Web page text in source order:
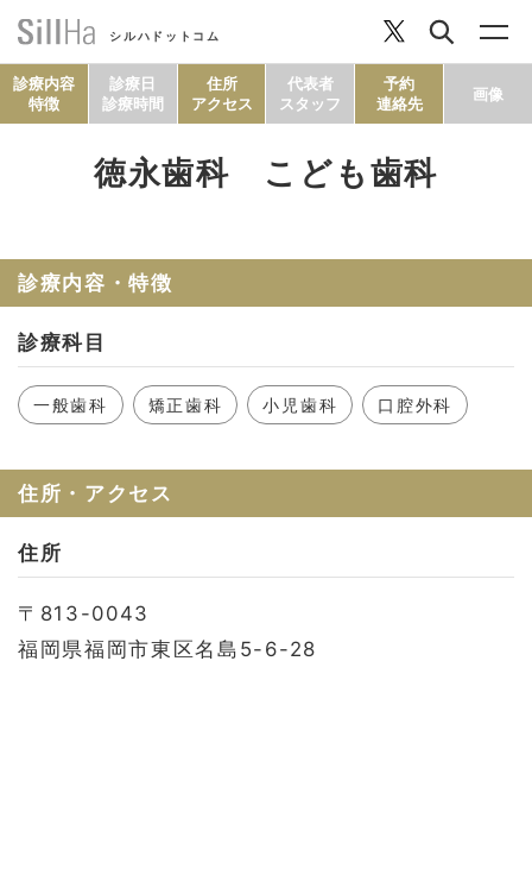
シルハドットコム
セルフチェック
診療内容
特徴
診療日
診療時間
住所
アクセス
代表者
スタッフ
予約
連絡先
画像
徳永歯科 こども歯科
診療内容・特徴
診療科目
一般歯科 矯正歯科 小児歯科 口腔外科
住所・アクセス
住所
〒813-0043
福岡県福岡市東区名島5-6-28